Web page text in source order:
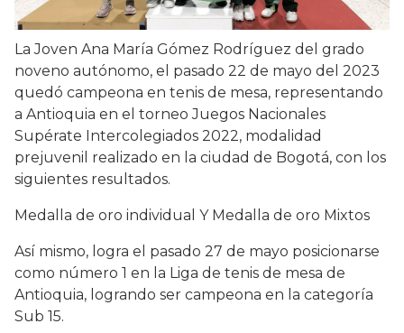
La Joven Ana María Gómez Rodríguez del grado
noveno autónomo, el pasado 22 de mayo del 2023
quedó campeona en tenis de mesa, representando
a Antioquia en el torneo Juegos Nacionales
Supérate Intercolegiados 2022, modalidad
prejuvenil realizado en la ciudad de Bogotá, con los
siguientes resultados.
Medalla de oro individual Y Medalla de oro Mixtos
Así mismo, logra el pasado 27 de mayo posicionarse
como número 1 en la Liga de tenis de mesa de
Antioquia, logrando ser campeona en la categoría
Sub 15.